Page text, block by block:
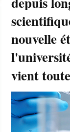
nouvelle
vient